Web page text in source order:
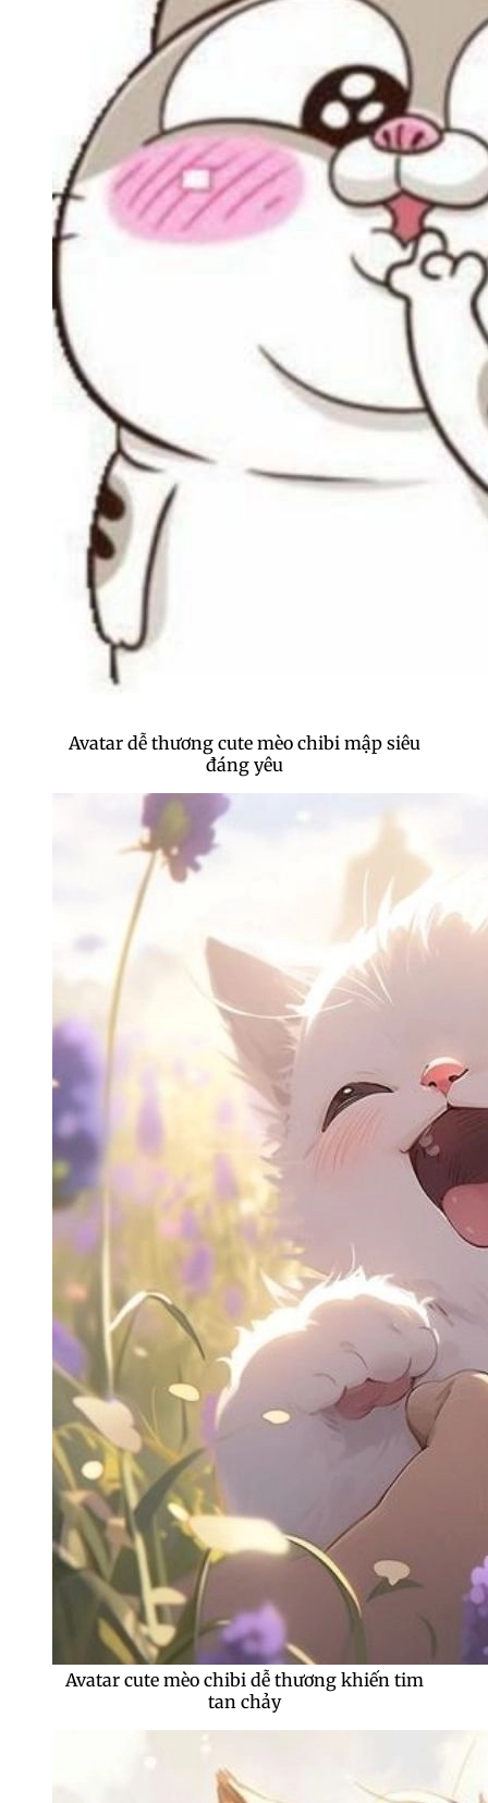
Avatar dễ thương cute mèo chibi mập siêu
đáng yêu
Avatar cute mèo chibi dễ thương khiến tim
tan chảy